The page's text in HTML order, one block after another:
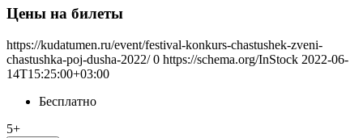
Цены на билеты
https://kudatumen.ru/event/festival-konkurs-chastushek-zveni-
chastushka-poj-dusha-2022/ 0 https://schema.org/InStock 2022-06-
14T15:25:00+03:00
Бесплатно
5+